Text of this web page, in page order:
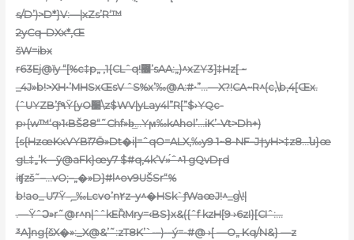
s/D’)>D*}V:—|xZs’R‘™
2yCq–DXx*‚Œ
šW=ibx
r63Ej@ĭy “[%c‡p„ ,1{CLˆq!޼’sAA:„)^xZY3]‡Hz[ ~
_4J»b!>XH•’MHSxŒsV ˆS%x’‰@A:#•”…—X?!CA~R^(c‚\b,4[Œx.
(ˆUYZB’ƒ۹Ÿ{yO׹\z$WV|yLay4l”R[”$›YQc-
p›{w™‘q›1‹BŠϨ8“˜Chf»b͢…Yϻ‰kAhol’…iK’-Vt>Dh+)
[s{HzœKxVYBĩ7Ӫ»Dt�i|=ˆqO=ALX,‰y9 1~8-NF–J†yH>‡z8…ն}œ
gL‡„’k—ȳ@aFk}œy7 $#q‚4k’V»́ˆ^1 gQvDɼd
iʧzš˜–…vO;–„�»D}#l^ov9UŠSr“%
b!ao_ U7Ÿ–̣_‰Lcvo’n۲z–y^�HSk`ƒWaœJ!^_g\!|
.—ŸˆϽ»r˜@r^n|ˆˆkEȐMry=‹BS}x&({ˆf kzH[9 ›6zI}[CIˆ:…
³A]ng{šX�»:_X@&’˜:zT8K’`-–)-–ý=-#@ ›[ —O„ Kq/N&} —z